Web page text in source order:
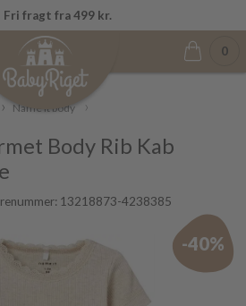
OBS! Vi afsender ordrer igen mandag
Fri fragt fra 499 kr.
0
Name It body
Body Rib Kab
13218873-4238385
-40%